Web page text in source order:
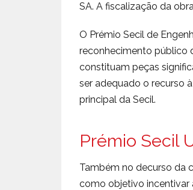
SA. A fiscalização da
O Prémio Secil de
reconhecimento público
constituam peças
ser adequado o recurso
principal da Secil.
Prémio Secil
Também no decurso da
como objetivo incentivar